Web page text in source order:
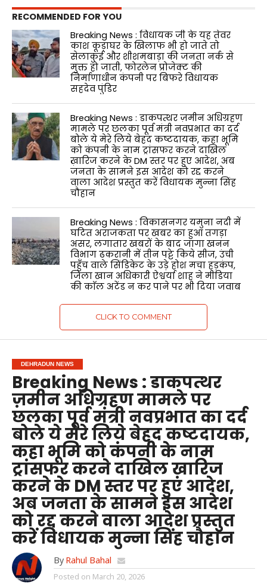
RECOMMENDED FOR YOU
Breaking News : विधायक जी के यह तेवर
काश कूड़ाघर के खिलाफ भी हो जाते तो
सेलाकुई और शीशमबाड़ा की जनता नर्क से
मुक्त हो जाती, फोरलेन प्रोजेक्ट की
निर्माणाधीन कंपनी पर बिफरे विधायक
सहदेव पुंडिर
Breaking News : डाकपत्थर ज़मीन अधिग्रहण
मामले पर छलका पूर्व मंत्री नवप्रभात का दर्द
बोले ये मेरे लिये बेहद कष्टदायक, कहा भूमि
को कंपनी के नाम ट्रांसफर करने दाखिल
ख़ारिज करने के DM स्तर पर हुए आदेश, अब
जनता के सामने इस आदेश को रद्द करने
वाला आदेश प्रस्तुत करें विधायक मुन्ना सिंह
चौहान
Breaking News : विकासनगर यमुना नदी में
घटित अराजकता पर खबर का हुआ तगड़ा
असर, लगातार खबरों के बाद जागा खनन
विभाग ढकरानी में तीन पट्टे किये सीज, उंची
पहुँच वाले सिंडिकेट के उड़े होश मचा हड़कंप,
जिला खान अधिकारी ऐश्वर्या शाह ने मीडिया
की काॅल अटेंड न कर पाने पर भी दिया जवाब
CLICK TO COMMENT
DEHRADUN NEWS
Breaking News : डाकपत्थर
ज़मीन अधिग्रहण मामले पर
छलका पूर्व मंत्री नवप्रभात का दर्द
बोले ये मेरे लिये बेहद कष्टदायक,
कहा भूमि को कंपनी के नाम
ट्रांसफर करने दाखिल ख़ारिज
करने के DM स्तर पर हुए आदेश,
अब जनता के सामने इस आदेश
को रद्द करने वाला आदेश प्रस्तुत
करें विधायक मुन्ना सिंह चौहान
By Rahul Bahal
Posted on March 20, 2026